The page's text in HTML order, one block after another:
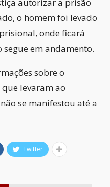
autorizar a prisão
o homem foi levado
onde ficará
em andamento.
sobre o
levaram ao
se manifestou até a
Twitter